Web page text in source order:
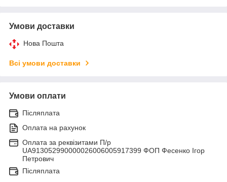
Умови доставки
Нова Пошта
Всі умови доставки
Умови оплати
Післяплата
Оплата на рахунок
Оплата за реквізитами П/р
UA913052990000026006005917399 ФОП Фесенко Ігор
Петрович
Післяплата